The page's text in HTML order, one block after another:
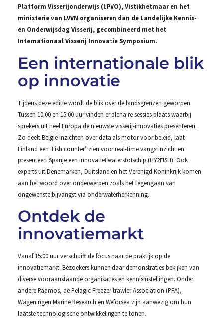
Platform Visserijonderwijs (LPVO), Vistikhetmaar en het
ministerie van LVVN organiseren dan de Landelijke Kennis-
en Onderwijsdag Visserij, gecombineerd met het
Internationaal Visserij Innovatie Symposium.
Een internationale blik
op innovatie
Tijdens deze editie wordt de blik over de landsgrenzen geworpen.
Tussen 10:00 en 15:00 uur vinden er plenaire sessies plaats waarbij
sprekers uit heel Europa de nieuwste visserij-innovaties presenteren.
Zo deelt België inzichten over data als motor voor beleid, laat
Finland een ‘Fish counter’ zien voor real-time vangstinzicht en
presenteert Spanje een innovatief waterstofschip (HY2FISH). Ook
experts uit Denemarken, Duitsland en het Verenigd Koninkrijk komen
aan het woord over onderwerpen zoals het tegengaan van
ongewenste bijvangst via onderwaterherkenning.
Ontdek de
innovatiemarkt
Vanaf 15:00 uur verschuift de focus naar de praktijk op de
innovatiemarkt. Bezoekers kunnen daar demonstraties bekijken van
diverse vooraanstaande organisaties en kennisinstellingen. Onder
andere Padmos, de Pelagic Freezer-trawler Association (PFA),
Wageningen Marine Research en Weforsea zijn aanwezig om hun
laatste technologische ontwikkelingen te tonen.